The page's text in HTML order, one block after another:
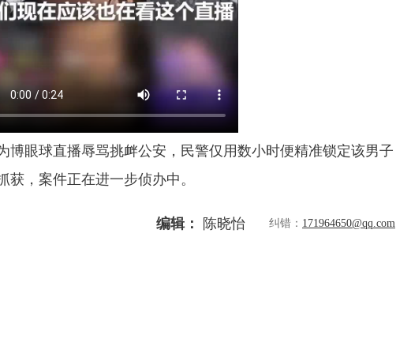
博眼球直播辱骂挑衅公安，民警仅用数小时便精准锁定该男子
，案件正在进一步侦办中。
编辑： 陈晓怡 纠错： 171964650@qq.com